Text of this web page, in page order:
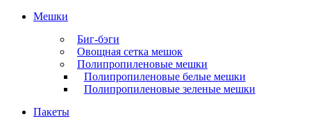
Мешки
Биг-бэги
Овощная сетка мешок
Полипропиленовые мешки
Полипропиленовые белые мешки
Полипропиленовые зеленые мешки
Пакеты